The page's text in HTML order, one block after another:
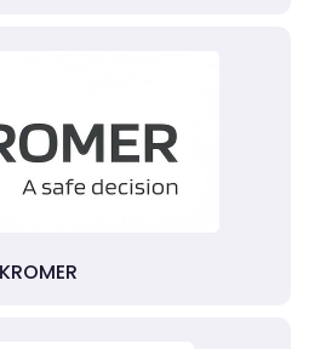
KROMER